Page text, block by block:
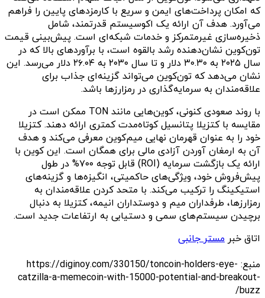
که امکان پرداخت‌های ایمن و سریع با کارمزدهای پایین را فراهم
می‌آورد. هدف آن ارائه یک اکوسیستم قدرتمند، شامل
ذخیره‌سازی غیرمتمرکز و خدمات شبکه‌ای است. پیش‌بینی قیمت
تون‌کوین نشان‌دهنده رشد بالقوه است، با برآورد‌های بالا که در
سال ۲۰۲۵ به ۳۰.۳۰ دلار و تا سال ۲۰۳۰ به ۲۶.۰۴ دلار می‌رسد. این
نشان می‌دهد که تون‌کوین می‌تواند گزینه‌ای جذاب برای
علاقه‌مندان به سرمایه‌گذاری در رمزارزها باشد.
با روند صعودی کنونی، کوین‌هایی مانند TON ممکن است در
مقایسه با کتزیلا پتانسیل کوتاه‌مدت کمتری ارائه دهند. کتزیلا
خود را به عنوان قهرمان نهایی میم‌کوین معرفی می‌کند و هدف
آن به ارمغان آوردن آزادی مالی برای همگان است. این کوین با
ارائه یک بازگشت سرمایه (ROI) قابل توجه ۷۰۰% در طول
پیش‌فروش خود، ویژگی‌های حاکمیتی، انگیزه‌ها و گزینه‌های
استیکینگ را ترکیب می‌کند. با متحد کردن علاقه‌مندان به
رمزارزها، طرفداران میم و دوستداران انیمه، کتزیلا به دنبال
برچیدن سیستم‌های سمی و دستیابی به ارتفاعات جدید است.
اتاق خبر مستر جانبی
منبع: https://diginoy.com/330150/toncoin-holders-eye-
catzilla-a-memecoin-with-15000-potential-and-breakout-
buzz/